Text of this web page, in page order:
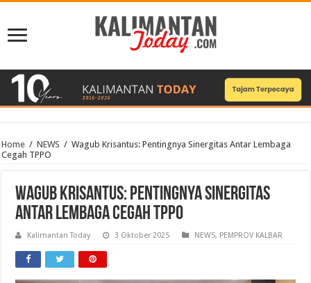
Home / NEWS / Wagub Krisantus: Pentingnya Sinergitas Antar Lembaga
Cegah TPPO
Wagub Krisantus: Pentingnya Sinergitas
Antar Lembaga Cegah TPPO
Kalimantan Today 3 Oktober 2025 NEWS, PEMPROV KALBAR